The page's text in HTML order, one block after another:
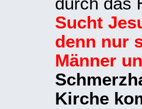
Sucht
denn nur
Männer
Kirche